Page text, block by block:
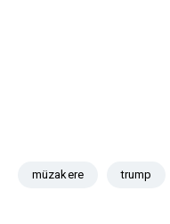
müzakere trump